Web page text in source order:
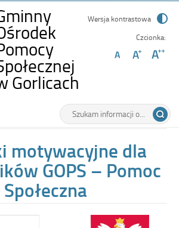
Gorlicach
Dodatki
motywacyjne
dla
pracowników
GOPS
–
Pomoc
Społeczna
Wersja kontrastowa
Czcionka:
Wyszukiwarka
Tutaj
wpisz
motywacyjne dla
GOPS – Pomoc
Społeczna